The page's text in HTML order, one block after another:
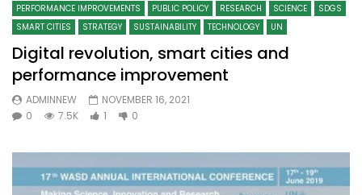
PERFORMANCE IMPROVEMENTS
PUBLIC POLICY RESEARCH SCIENCE
SDGS
SMART CITIES
STRATEGY SUSTAINABILITY TECHNOLOGY UN
Digital revolution, smart cities and
performance improvement
ADMINNEW
NOVEMBER 16, 2021
0
7.5K 1 0